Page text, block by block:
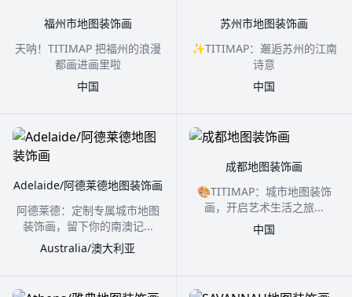
福州市地图装饰画
天呐！TITIMAP 把福州的浪漫
都画进画里啦
中国
苏州市地图装饰画
✨TITIMAP：邂逅苏州的江南
诗意
中国
Adelaide/阿德莱德地图装饰画
阿德莱德：定制专属城市地图
装饰画，留下你的南澳记...
Australia/澳大利亚
成都地图装饰画
🎨TITIMAP：城市地图装饰
画，开启艺术生活之旅...
中国